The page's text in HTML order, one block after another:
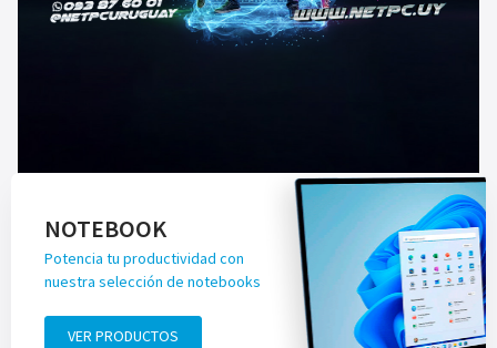
NOTEBOOK
Potencia tu productividad con
nuestra selección de notebooks
VER PRODUCTOS